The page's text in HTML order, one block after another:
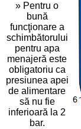
» Pentru o
bună
funcţionare a
schimbătorului
pentru apa
menajeră este
obligatoriu ca
presiunea apei
de alimentare
să nu fie
inferioară la 2
bar.